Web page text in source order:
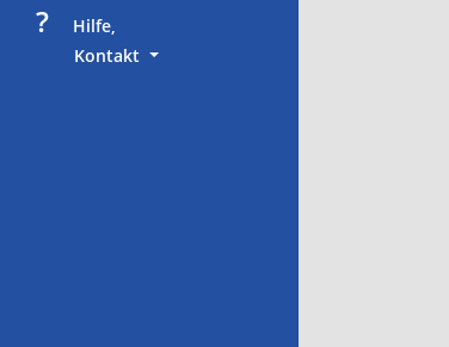
?
     Hilfe,
Kontakt